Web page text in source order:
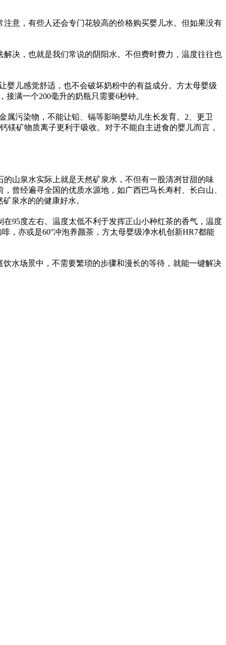
意，有些人还会专门花较高的价格购买婴儿水。但如果没有
决，也就是我们常说的阴阳水。不但费时费力，温度往往也
婴儿感觉舒适，也不会破坏奶粉中的有益成分。方太母婴级
满一个200毫升的奶瓶只需要6秒钟。
属污染物，不能让铅、镉等影响婴幼儿生长发育。2、更卫
镁矿物质离子更利于吸收。对于不能自主进食的婴儿而言，
山泉水实际上就是天然矿泉水，不但有一股清冽甘甜的味
，曾经遍寻全国的优质水源地，如广西巴马长寿村、长白山、
泉水的的健康好水。
95度左右。温度太低不利于发挥正山小种红茶的香气，温度
，亦或是60°冲泡养颜茶，方太母婴级净水机创新HR7都能
水场景中，不需要繁琐的步骤和漫长的等待，就能一键解决